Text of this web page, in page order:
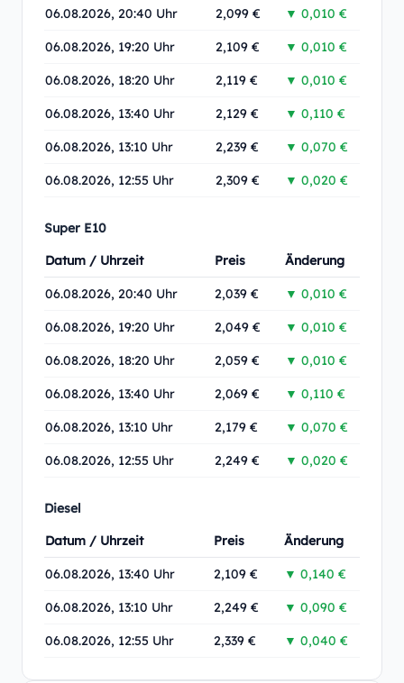
06.08.2026, 20:40 Uhr 2,099 € ▼ 0,010 €
06.08.2026, 19:20 Uhr 2,109 € ▼ 0,010 €
06.08.2026, 18:20 Uhr 2,119 € ▼ 0,010 €
06.08.2026, 13:40 Uhr 2,129 € ▼ 0,110 €
06.08.2026, 13:10 Uhr 2,239 € ▼ 0,070 €
06.08.2026, 12:55 Uhr 2,309 € ▼ 0,020 €
Super E10
Datum / Uhrzeit
Preis Änderung
06.08.2026, 20:40 Uhr 2,039 € ▼ 0,010 €
06.08.2026, 19:20 Uhr 2,049 € ▼ 0,010 €
06.08.2026, 18:20 Uhr 2,059 € ▼ 0,010 €
06.08.2026, 13:40 Uhr 2,069 € ▼ 0,110 €
06.08.2026, 13:10 Uhr 2,179 € ▼ 0,070 €
06.08.2026, 12:55 Uhr 2,249 € ▼ 0,020 €
Diesel
Datum / Uhrzeit
Preis Änderung
06.08.2026, 13:40 Uhr 2,109 € ▼ 0,140 €
06.08.2026, 13:10 Uhr 2,249 € ▼ 0,090 €
06.08.2026, 12:55 Uhr 2,339 € ▼ 0,040 €